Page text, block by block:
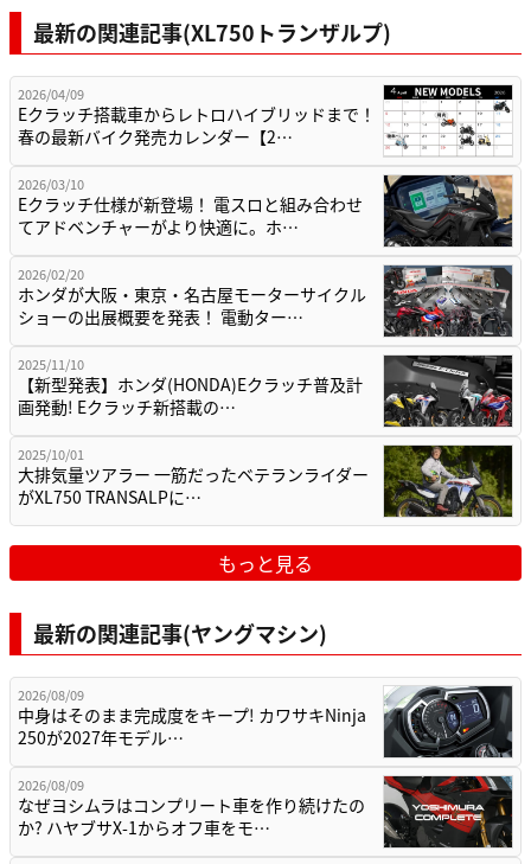
最新の関連記事(XL750トランザルプ)
2026/04/09
Eクラッチ搭載車からレトロハイブリッドまで！
春の最新バイク発売カレンダー【2…
2026/03/10
Eクラッチ仕様が新登場！ 電スロと組み合わせ
てアドベンチャーがより快適に。ホ…
2026/02/20
ホンダが大阪・東京・名古屋モーターサイクル
ショーの出展概要を発表！ 電動ター…
2025/11/10
【新型発表】ホンダ(HONDA)Eクラッチ普及計
画発動! Eクラッチ新搭載の…
2025/10/01
大排気量ツアラー 一筋だったベテランライダー
がXL750 TRANSALPに…
もっと見る
最新の関連記事(ヤングマシン)
2026/08/09
中身はそのまま完成度をキープ! カワサキNinja
250が2027年モデル…
2026/08/09
なぜヨシムラはコンプリート車を作り続けたの
か? ハヤブサX-1からオフ車をモ…